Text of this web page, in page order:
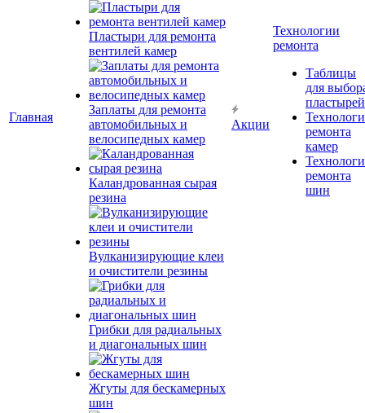
Главная
Пластыри для ремонта
вентилей камер
Заплаты для ремонта
автомобильных и
велосипедных камер
Каландрованная сырая
резина
Вулканизирующие клеи
и очистители резины
Грибки для радиальных
и диагональных шин
Жгуты для бескамерных
шин
Акции
Технологии
ремонта
Таблицы
для
пластырей
ремонта
камер
ремонта
шин